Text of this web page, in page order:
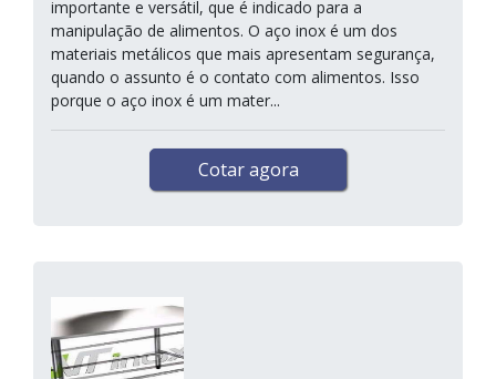
importante e versátil, que é indicado para a
manipulação de alimentos. O aço inox é um dos
materiais metálicos que mais apresentam segurança,
quando o assunto é o contato com alimentos. Isso
porque o aço inox é um mater...
Cotar agora